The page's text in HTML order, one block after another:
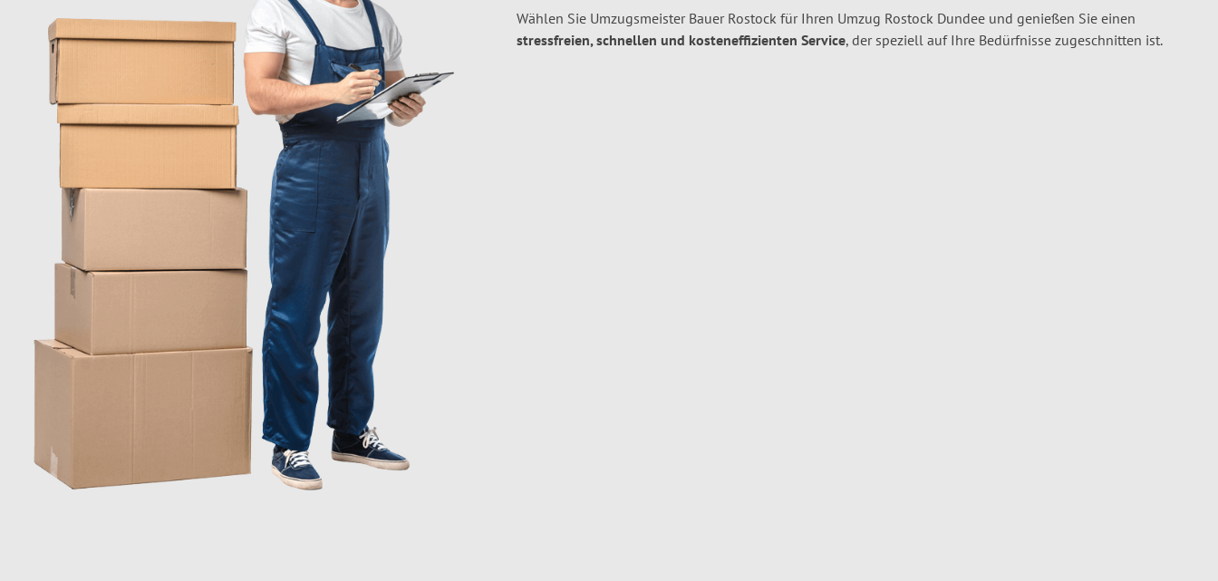
Wählen Sie Umzugsmeister Bauer Rostock für Ihren Umzug Rostock Dundee und genießen Sie einen
stressfreien, schnellen und kosteneffizienten Service, der speziell auf Ihre Bedürfnisse zugeschnitten ist.